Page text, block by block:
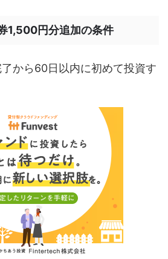
1,500円分追加の条件
から60日以内に初めて投資す